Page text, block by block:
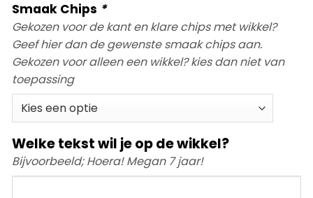
Smaak Chips *
Gekozen voor de kant en klare chips met wikkel?
Geef hier dan de gewenste smaak chips aan.
Gekozen voor alleen een wikkel? kies dan niet van
toepassing
Welke tekst wil je op de wikkel?
Bijvoorbeeld; Hoera! Megan 7 jaar!